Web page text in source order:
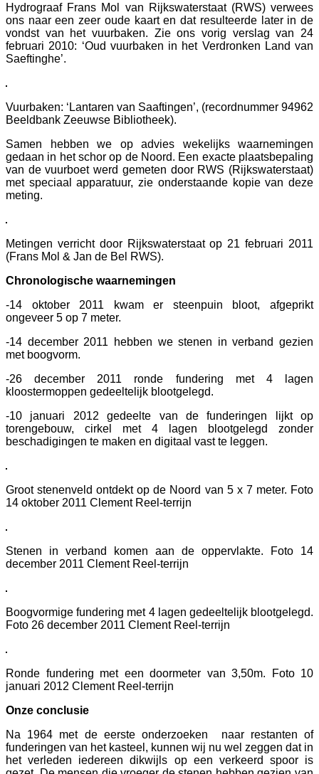
Hydrograaf Frans Mol van Rijkswaterstaat (RWS) verwees
ons naar een zeer oude kaart en dat resulteerde later in de
vondst van het vuurbaken. Zie ons vorig verslag van 24
februari 2010: ‘Oud vuurbaken in het Verdronken Land van
Saeftinghe’.
Vuurbaken: ‘Lantaren van Saaftingen’, (recordnummer 94962
Beeldbank Zeeuwse Bibliotheek).
Samen hebben we op advies wekelijks waarnemingen
gedaan in het schor op de Noord. Een exacte plaatsbepaling
van de vuurboet werd gemeten door RWS (Rijkswaterstaat)
met speciaal apparatuur, zie onderstaande kopie van deze
meting.
Metingen verricht door Rijkswaterstaat op 21 februari 2011
(Frans Mol & Jan de Bel RWS).
Chronologische waarnemingen
-14 oktober 2011 kwam er steenpuin bloot, afgeprikt
ongeveer 5 op 7 meter.
-14 december 2011 hebben we stenen in verband gezien
met boogvorm.
-26 december 2011 ronde fundering met 4 lagen
kloostermoppen gedeeltelijk blootgelegd.
-10 januari 2012 gedeelte van de funderingen lijkt op
torengebouw, cirkel met 4 lagen blootgelegd zonder
beschadigingen te maken en digitaal vast te leggen.
Groot stenenveld ontdekt op de Noord van 5 x 7 meter. Foto
14 oktober 2011 Clement Reel-terrijn
Stenen in verband komen aan de oppervlakte. Foto 14
december 2011 Clement Reel-terrijn
Boogvormige fundering met 4 lagen gedeeltelijk blootgelegd.
Foto 26 december 2011 Clement Reel-terrijn
Ronde fundering met een doormeter van 3,50m. Foto 10
januari 2012 Clement Reel-terrijn
Onze conclusie
Na 1964 met de eerste onderzoeken naar restanten of
funderingen van het kasteel, kunnen wij nu wel zeggen dat in
het verleden iedereen dikwijls op een verkeerd spoor is